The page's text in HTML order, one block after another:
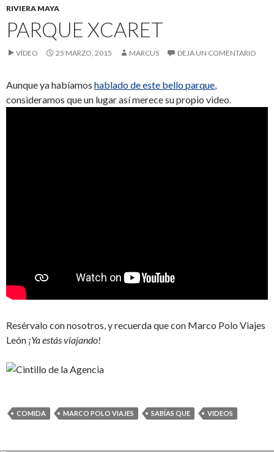
RIVIERA MAYA
PARQUE XCARET
VÍDEO 25 MARZO, 2015 MARCUS DEJA UN COMENTARIO
Aunque ya habíamos hablado de este bello parque
consideramos que un lugar así merece su propio video.
Resérvalo con nosotros, y recuerda que con Marco Polo Viajes
León ¡Ya estás viajando!
COMIDA MARCO POLO VIAJES SABÍAS QUE VIDEOS